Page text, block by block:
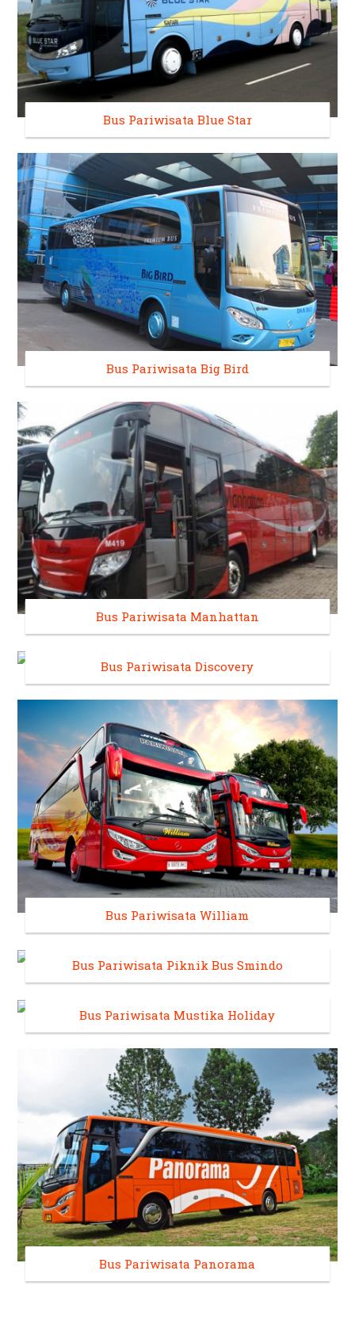
Bus Pariwisata Blue Star
Bus Pariwisata Big Bird
Bus Pariwisata Manhattan
Bus Pariwisata Discovery
Bus Pariwisata William
Bus Pariwisata Piknik Bus Smindo
Bus Pariwisata Mustika Holiday
Bus Pariwisata Panorama